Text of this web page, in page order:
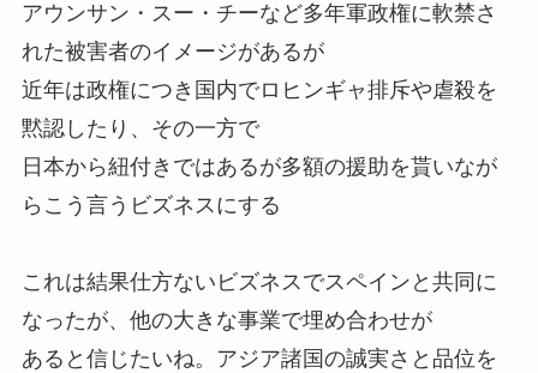
アウンサン・スー・チーなど多年軍政権に軟禁さ
れた被害者のイメージがあるが
近年は政権につき国内でロヒンギャ排斥や虐殺を
黙認したり、その一方で
日本から紐付きではあるが多額の援助を貰いなが
らこう言うビズネスにする
これは結果仕方ないビズネスでスペインと共同に
なったが、他の大きな事業で埋め合わせが
あると信じたいね。アジア諸国の誠実さと品位を